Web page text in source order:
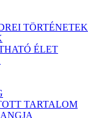
TÖRTÉNETEK
ÉLET
TARTALOM